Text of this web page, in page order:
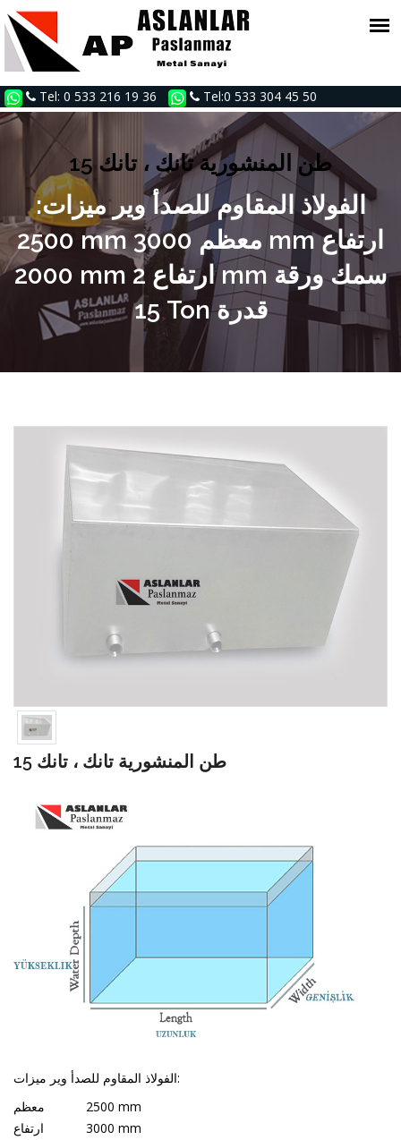
Tel: 0 533 216 19 36 Tel:0 533 304 45 50
15 طن المنشورية تانك ، تانك
الفولاذ المقاوم للصدأ وير ميزات:
2500 mm معظم 3000 mm ارتفاع
2000 mm ارتفاع 2 mm سمك ورقة
15 Ton قدرة
15 طن المنشورية تانك ، تانك
الفولاذ المقاوم للصدأ وير ميزات:
معظم
2500 mm
3000 mm